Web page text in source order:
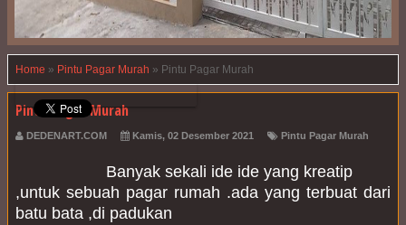
Home » Pintu Pagar Murah » Pintu Pagar Murah
Pintu Pagar Murah
DEDENART.COM Kamis, 02 Desember 2021 Pintu Pagar Murah
Banyak sekali ide ide yang kreatip
,untuk sebuah pagar rumah .ada yang terbuat dari
batu bata ,di padukan